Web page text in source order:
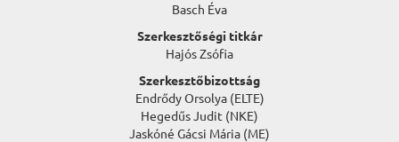
Basch Éva
Szerkesztőségi titkár
Hajós Zsófia
Szerkesztőbizottság
Endrődy Orsolya (ELTE)
Hegedűs Judit (NKE)
Jaskóné Gácsi Mária (ME)